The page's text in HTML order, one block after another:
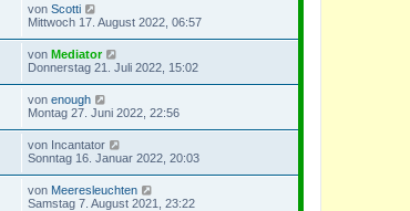
von Scotti
Mittwoch 17. August 2022, 06:57
von Mediator
Donnerstag 21. Juli 2022, 15:02
von enough
Montag 27. Juni 2022, 22:56
von Incantator
Sonntag 16. Januar 2022, 20:03
von Meeresleuchten
Samstag 7. August 2021, 23:22